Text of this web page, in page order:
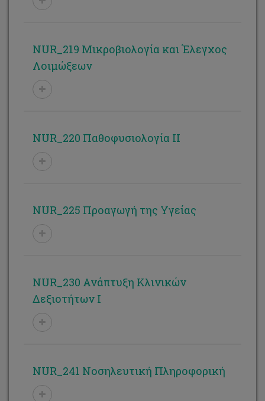
NUR_219 Μικροβιολογία και Έλεγχος
Λοιμώξεων
NUR_220 Παθοφυσιολογία ΙΙ
NUR_225 Προαγωγή της Υγείας
NUR_230 Ανάπτυξη Κλινικών
Δεξιοτήτων I
NUR_241 Νοσηλευτική Πληροφορική